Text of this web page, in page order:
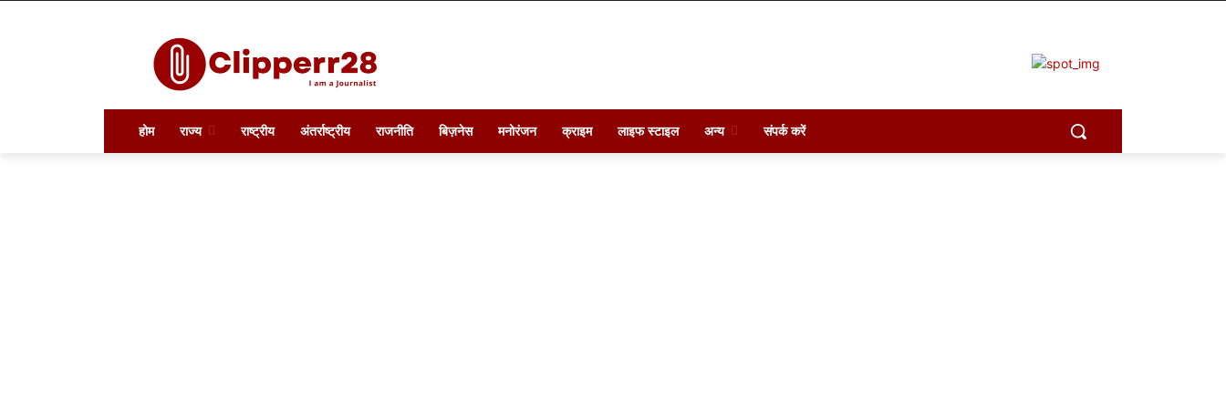
होम राज्य राष्ट्रीय अंतर्राष्ट्रीय राजनीति बिज़नेस मनोरंजन क्राइम लाइफ स्टाइल अन्य संपर्क करें